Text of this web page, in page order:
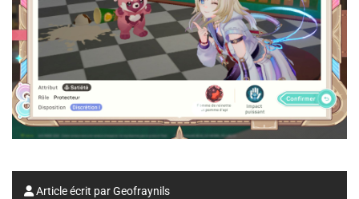
Article écrit parGeofraynils